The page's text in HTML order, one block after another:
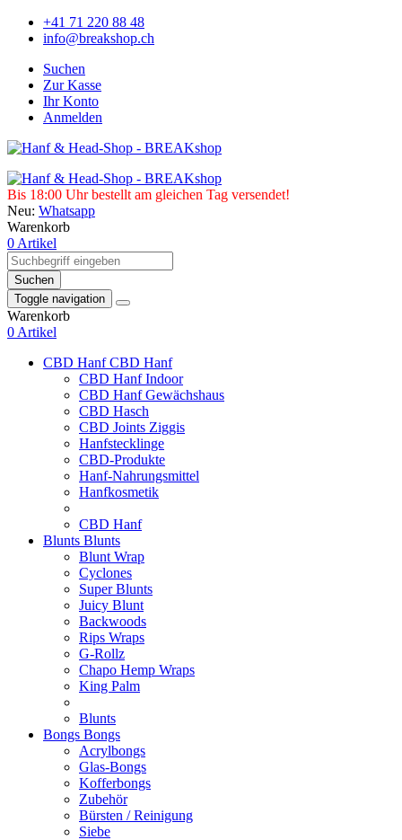
+41 71 220 88 48
info@breakshop.ch
Suchen
Zur Kasse
Ihr Konto
Anmelden
Bis 18:00 Uhr bestellt am gleichen Tag versendet!
Neu: Whatsapp
Warenkorb
0 Artikel
Suchen
Toggle navigation
Warenkorb
0 Artikel
CBD HanfCBD Hanf
CBD Hanf Indoor
CBD Hanf Gewächshaus
CBD Hasch
CBD Joints Ziggis
Hanfstecklinge
CBD-Produkte
Hanf-Nahrungsmittel
Hanfkosmetik
CBD Hanf
Blunts Blunts
Blunt Wrap
Cyclones
Super Blunts
Juicy Blunt
Backwoods
Rips Wraps
G-Rollz
Chapo Hemp Wraps
King Palm
Blunts
Bongs Bongs
Acrylbongs
Glas-Bongs
Kofferbongs
Zubehör
Bürsten / Reinigung
Siebe